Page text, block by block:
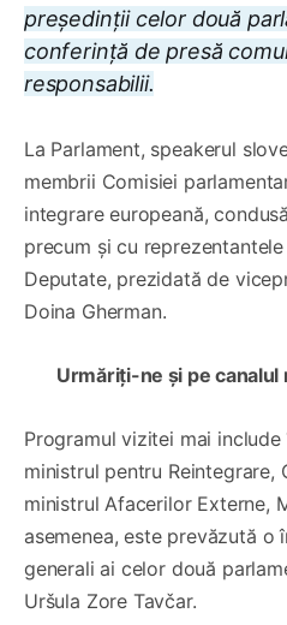
președinții celor două
conferință de presă
responsabilii.
La Parlament, speakerul
membrii Comisiei
integrare europeană,
precum și cu
Deputate, prezidată de
Doina Gherman.
Urmăriți-ne și pe
Programul vizitei mai
ministrul pentru Reintegrare,
ministrul Afacerilor Externe,
asemenea, este prevăzută o
generali ai celor două
Uršula Zore Tavčar.